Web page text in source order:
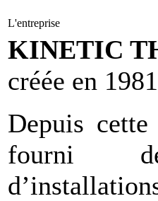
L'entreprise
KINETIC
créée en
Depuis
fourni